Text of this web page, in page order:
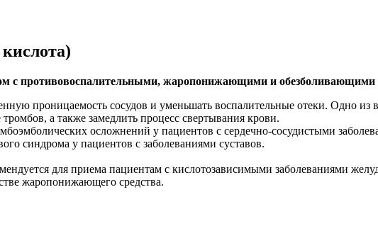
с противовоспалительными, жаропонижающими и обезболивающими
проницаемость сосудов и уменьшать воспалительные отеки. Одно
а также замедлить процесс свертывания крови.
осложнений у пациентов с сердечно-сосудистыми
синдрома у пациентов с заболеваниями суставов.
для приема пациентам с кислотозависимыми заболеваниями
жаропонижающего средства.